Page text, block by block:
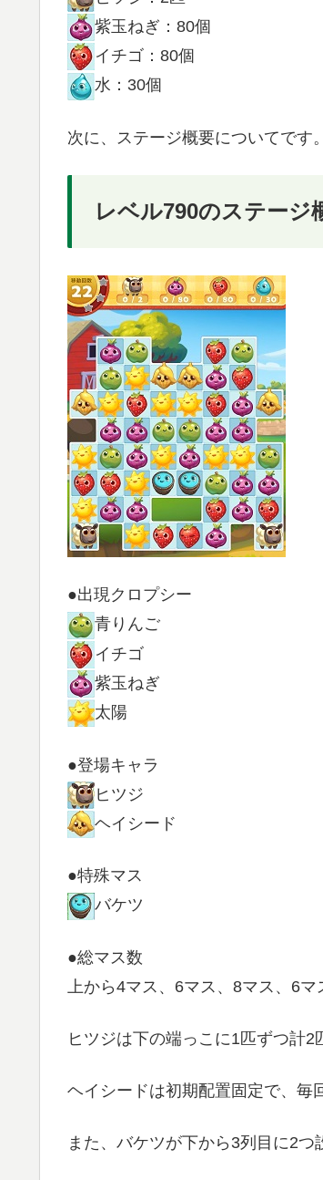
紫玉ねぎ：80個
イチゴ：80個
水：30個
次に、ステージ概要についてです。
レベル790のステージ
●出現クロプシー
青りんご
イチゴ
紫玉ねぎ
太陽
●登場キャラ
ヒツジ
ヘイシード
●特殊マス
バケツ
●総マス数
上から4マス、6マス、8マス、6
ヒツジは下の端っこに1匹ずつ計2
ヘイシードは初期配置固定で、毎
また、バケツが下から3列目に2つ